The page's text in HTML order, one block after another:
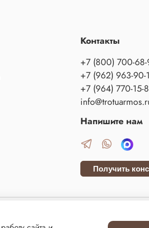
Контакты
+7 (800) 700-
+7 (962) 963-90-
+7 (964) 770-15-
Напишите нам
Получить
кодекса Российской Федерации. Сайт использует
данных технологий. ВСЕ ПРАВА ЗАЩИЩЕНЫ.